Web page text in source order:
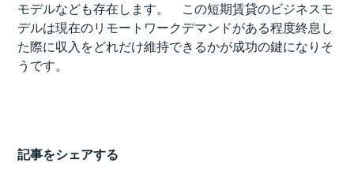
モデルなども存在します。 この短期賃貸のビジネスモ
デルは現在のリモートワークデマンドがある程度終息し
た際に収入をどれだけ維持できるかが成功の鍵になりそ
うです。
記事をシェアする